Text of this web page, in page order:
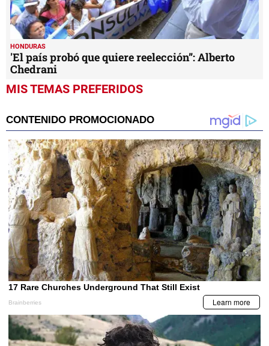
HONDURAS
'El país probó que quiere reelección”: Alberto
Chedrani
MIS TEMAS PREFERIDOS